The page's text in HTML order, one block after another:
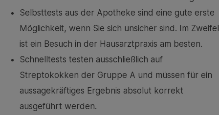
Selbsttests aus der Apotheke sind eine gute erste
Möglichkeit, wenn Sie sich unsicher sind. Im Zweifel
ist ein Besuch in der Hausarztpraxis am besten.
Schnelltests testen ausschließlich auf
Streptokokken der Gruppe A und müssen für ein
aussagekräftiges Ergebnis absolut korrekt
ausgeführt werden.